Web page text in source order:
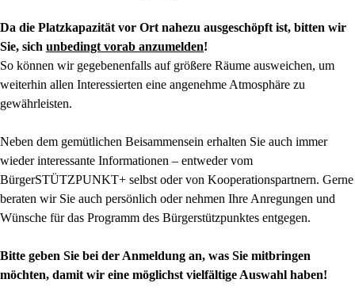
Da die Platzkapazität vor Ort nahezu ausgeschöpft ist, bitten wir
Sie, sich unbedingt vorab anzumelden!
So können wir gegebenenfalls auf größere Räume ausweichen, um
weiterhin allen Interessierten eine angenehme Atmosphäre zu
gewährleisten.
Neben dem gemütlichen Beisammensein erhalten Sie auch immer
wieder interessante Informationen – entweder vom
BürgerSTÜTZPUNKT+ selbst oder von Kooperationspartnern. Gerne
beraten wir Sie auch persönlich oder nehmen Ihre Anregungen und
Wünsche für das Programm des Bürgerstützpunktes entgegen.
Bitte geben Sie bei der Anmeldung an, was Sie mitbringen
möchten, damit wir eine möglichst vielfältige Auswahl haben!